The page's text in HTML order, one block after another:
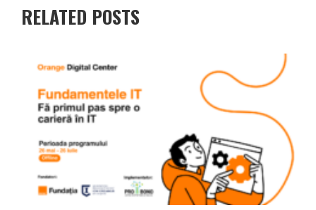
RELATED POSTS